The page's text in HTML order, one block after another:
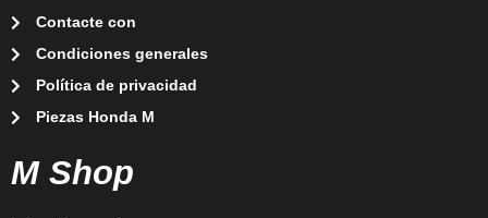
Contacte con
Condiciones generales
Política de privacidad
Piezas Honda M
M Shop